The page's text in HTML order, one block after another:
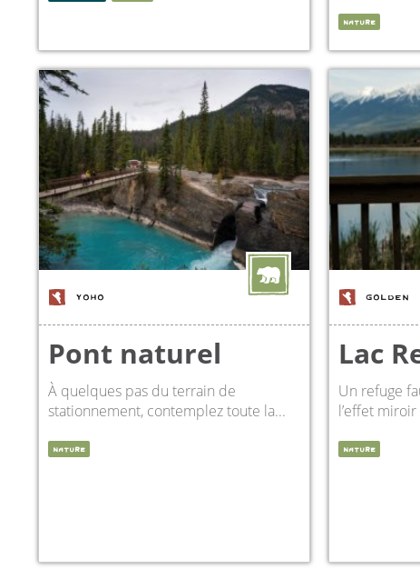
NATURE
YOHO
Pont naturel
À quelques pas du terrain de
stationnement, contemplez toute la...
NATURE
GOLDEN
Lac
Un refuge
l’effet
NATURE